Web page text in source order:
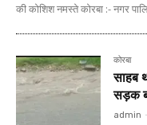
की कोशिश नमस्ते कोरबा :- नगर
कोरबा
साहब
सड़क
admin -